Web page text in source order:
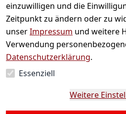
Bambusmatte
3,49 €
Auf Lager
Hinzufügen
einzuwilligen und die
Zeitpunkt zu ändern oder zu
unserImpressum und weitere
Verwendung
Datenschutzerklärung.
Essenziell
Weitere